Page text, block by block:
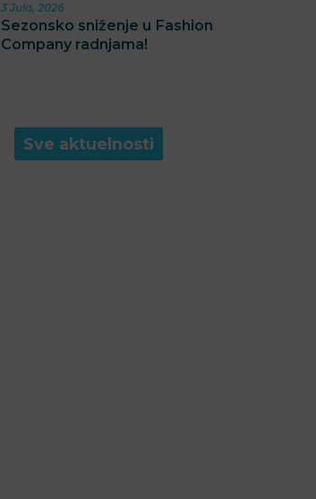
3 Jula, 2026
Sezonsko sniženje u Fashion
Company radnjama!
Sve aktuelnosti